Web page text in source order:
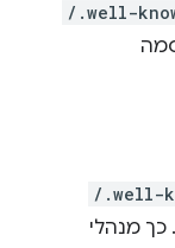
/.well-
/.well-
מנהלי